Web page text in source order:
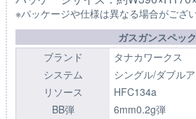
※パッケージや仕様は異なる場合がござい
ガスガンスペック
ブランド
タナカワークス
システム
シングル/ダブル
リソース
HFC134a
BB弾
6mm0.2g弾